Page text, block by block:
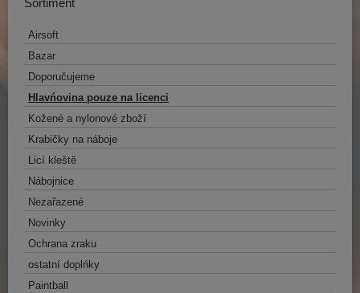
Airsoft
Bazar
Doporučujeme
Hlavńovina pouze na licenci
Kožené a nylonové zboží
Krabičky na náboje
Licí kleště
Nábojnice
Nezařazené
Novinky
Ochrana zraku
ostatní doplńky
Paintball